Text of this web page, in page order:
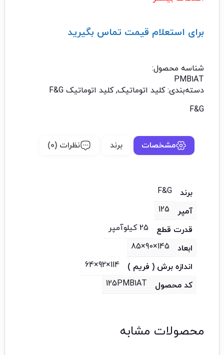
برای استعلام قیمت تماس بگیرید
شناسه محصول:
PMB1AT
دسته‌بندی:کلید اتوماتیک,کلید اتوماتیک F&G
F&G
مشخصات برند نظرات (0)
برند
F&G
آمپر
125
قدرت قطع
25 کیلوآمپر
ابعاد
145×90×85
اندازه برش ( فریم )
114×92×64
کد محصول
125PMB1AT
محصولات مشابه